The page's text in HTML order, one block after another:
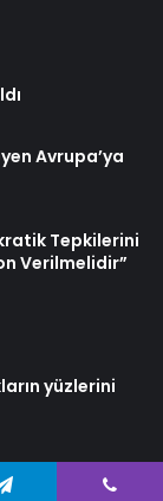
Avrupa’ya
Tepkilerini
Verilmelidir”
yüzlerini